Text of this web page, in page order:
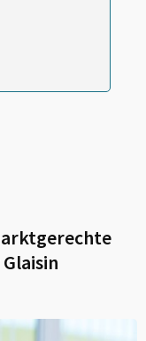
Glaisin